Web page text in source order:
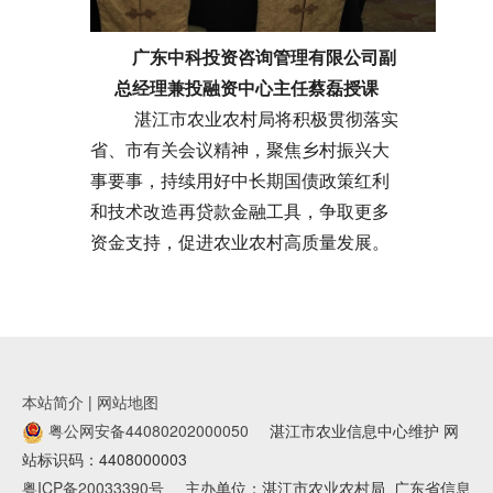
广东中科投资咨询管理有限公司副
总经理兼投融资中心主任蔡磊授课
湛江市农业农村局将积极贯彻落实
省、市有关会议精神，聚焦乡村振兴大
事要事，持续用好中长期国债政策红利
和技术改造再贷款金融工具，争取更多
资金支持，促进农业农村高质量发展。
本站简介 | 网站地图
粤公网安备44080202000050
湛江市农业信息中心维护 网
站标识码：4408000003
粤ICP备20033390号
主办单位：湛江市农业农村局 广东省信息